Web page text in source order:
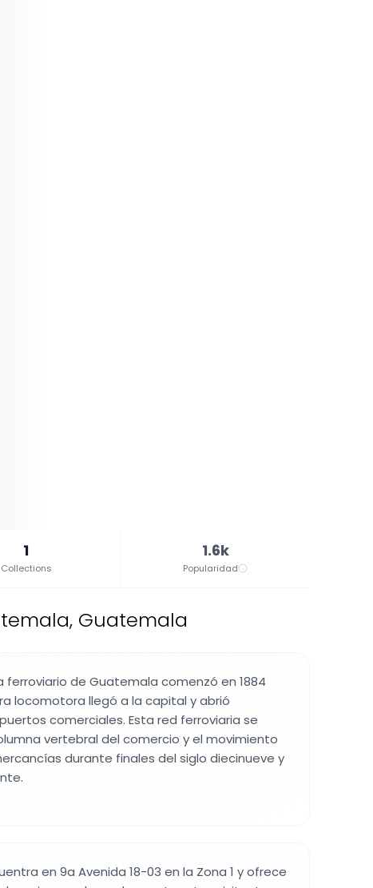
1
Collections
1.6k
Popularidad
Guatemala
ferroviario de Guatemala comenzó en 1884
locomotora llegó a la capital y abrió
comerciales. Esta red ferroviaria se
vertebral del comercio y el movimiento
durante finales del siglo diecinueve y
en 9a Avenida 18-03 en la Zona 1 y ofrece